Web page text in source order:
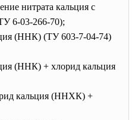
нитрата кальция с
6-03-266-70);
(ННК) (ТУ 603-7-04-74)
(ННК) + хлорид кальция
кальция (ННХК) +